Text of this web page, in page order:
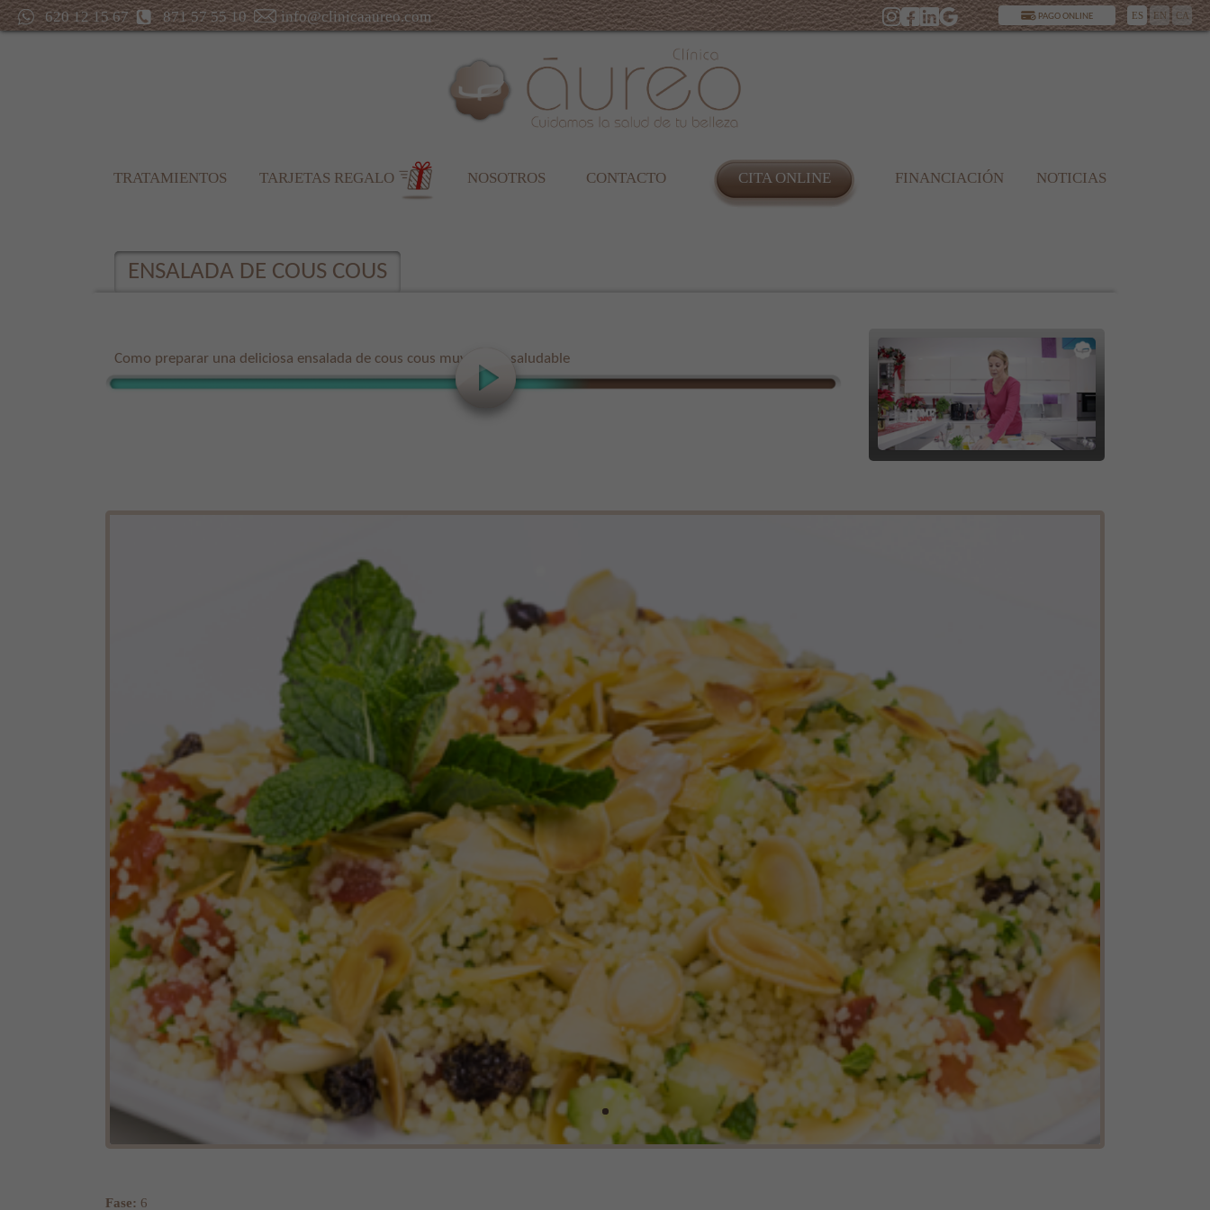
620 12 15 67 871 57 55 10 info@clinicaaureo.com PAGO ONLINE ES EN CA
TRATAMIENTOS TARJETAS REGALO NOSOTROS CONTACTO CITA ONLINE FINANCIACIÓN NOTICIAS
ENSALADA DE COUS COUS
Como preparar una deliciosa ensalada de cous cous muy fácil y saludable
Fase: 6